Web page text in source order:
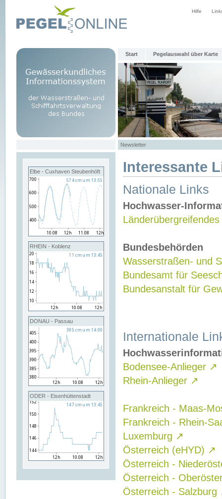
Hilfe
Start Pegelauswahl über Karte
Newsletter
Elbe - Cuxhaven Steubenhöft
RHEIN - Koblenz
DONAU - Passau
ODER - Eisenhüttenstadt
Interessante
Nationale Links
Hochwasser-
Bundesbehörden
Wasserstraßen- und
Bundesamt für
Bundesanstalt für
Internationale
Bodensee-Anlieger ↗
Rhein-Anlieger ↗
Frankreich - Maas-
Frankreich - Rhein-
Luxemburg ↗
Österreich (eHYD) ↗
Österreich -
Österreich -
Österreich - Salzburg